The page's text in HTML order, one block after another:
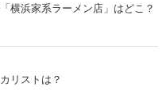
横浜家系ラーメン店」はどこ？
リストは？